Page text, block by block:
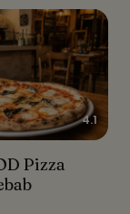
Pizza Tacos
Kebab
4.1
Pizza